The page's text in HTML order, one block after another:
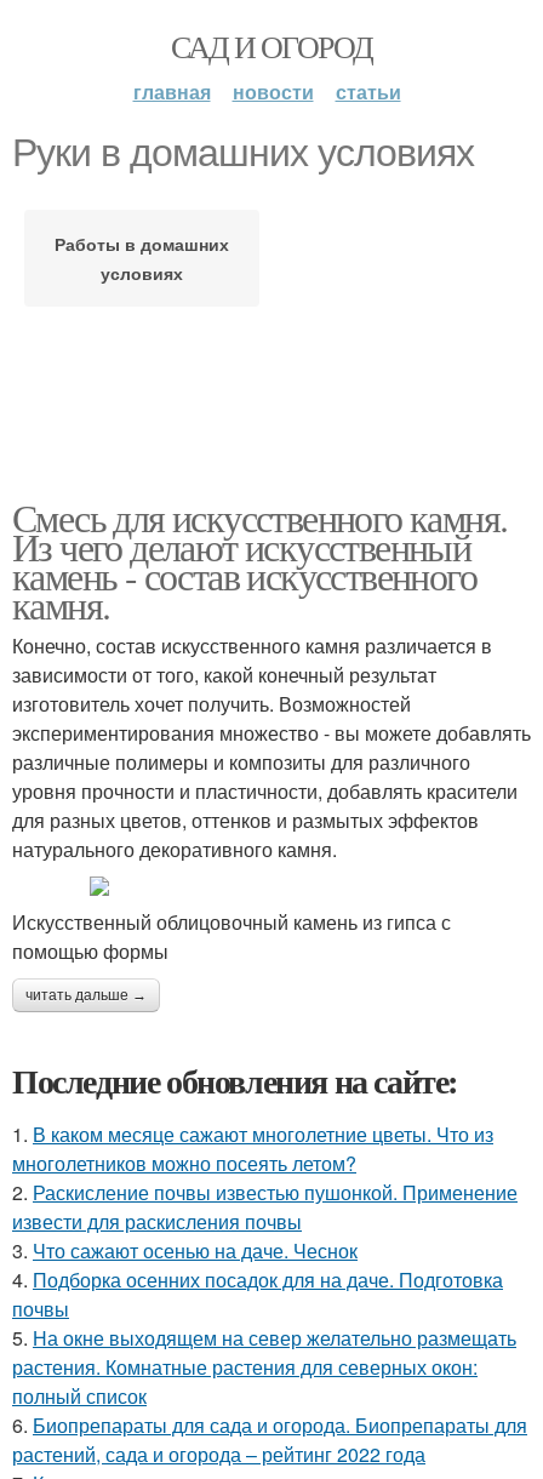
САД И ОГОРОД
главная новости статьи
Руки в домашних условиях
Работы в домашних
условиях
Смесь для искусственного камня.
Из чего делают искусственный
камень - состав искусственного
камня.
Конечно, состав искусственного камня различается в
зависимости от того, какой конечный результат
изготовитель хочет получить. Возможностей
экспериментирования множество - вы можете добавлять
различные полимеры и композиты для различного
уровня прочности и пластичности, добавлять красители
для разных цветов, оттенков и размытых эффектов
натурального декоративного камня.
Искусственный облицовочный камень из гипса с
помощью формы
читать дальше →
Последние обновления на сайте:
1. В каком месяце сажают многолетние цветы. Что из
многолетников можно посеять летом?
2. Раскисление почвы известью пушонкой. Применение
извести для раскисления почвы
3. Что сажают осенью на даче. Чеснок
4. Подборка осенних посадок для на даче. Подготовка
почвы
5. На окне выходящем на север желательно размещать
растения. Комнатные растения для северных окон:
полный список
6. Биопрепараты для сада и огорода. Биопрепараты для
растений, сада и огорода – рейтинг 2022 года